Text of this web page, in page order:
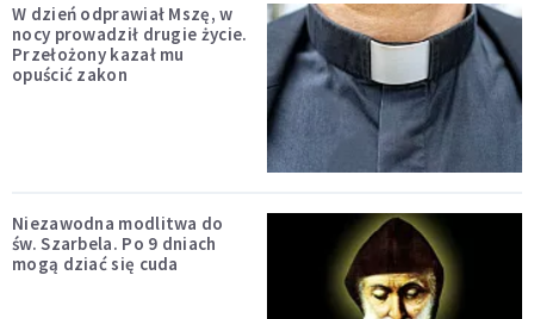
W dzień odprawiał Mszę, w
nocy prowadził drugie życie.
Przełożony kazał mu
opuścić zakon
Niezawodna modlitwa do
św. Szarbela. Po 9 dniach
mogą dziać się cuda